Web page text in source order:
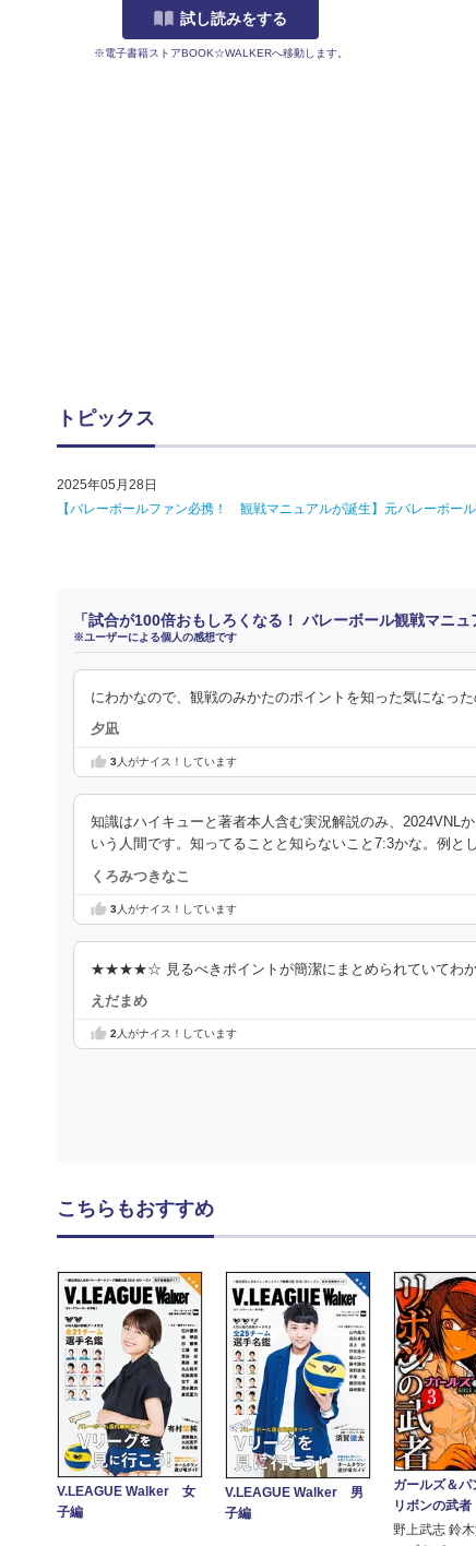
試し読みをする
※電子書籍ストアBOOK☆WALKERへ移動します。
トピックス
2025年05月28日
【バレーボールファン必携！ 観戦マニュアルが誕生】元バレーボー
「試合が100倍おもしろくなる！ バレーボール観戦マニ
※ユーザーによる個人の感想です
にわかなので、観戦のみかたのポイントを知った気になっ
夕凪
3人がナイス！しています
知識はハイキューと著者本人含む実況解説のみ、2024VNL
いう人間です。知ってることと知らないこと7:3かな。例と
くろみつきなこ
3人がナイス！しています
★★★★☆ 見るべきポイントが簡潔にまとめられていてわか
えだまめ
2人がナイス！しています
こちらもおすすめ
V.LEAGUE Walker 女
子編
V.LEAGUE Walker 男
子編
ガールズ＆
リボンの武
野上武志 鈴